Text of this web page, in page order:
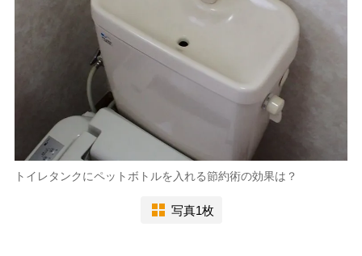
トイレタンクにペットボトルを入れる節約術の効果は？
写真1枚